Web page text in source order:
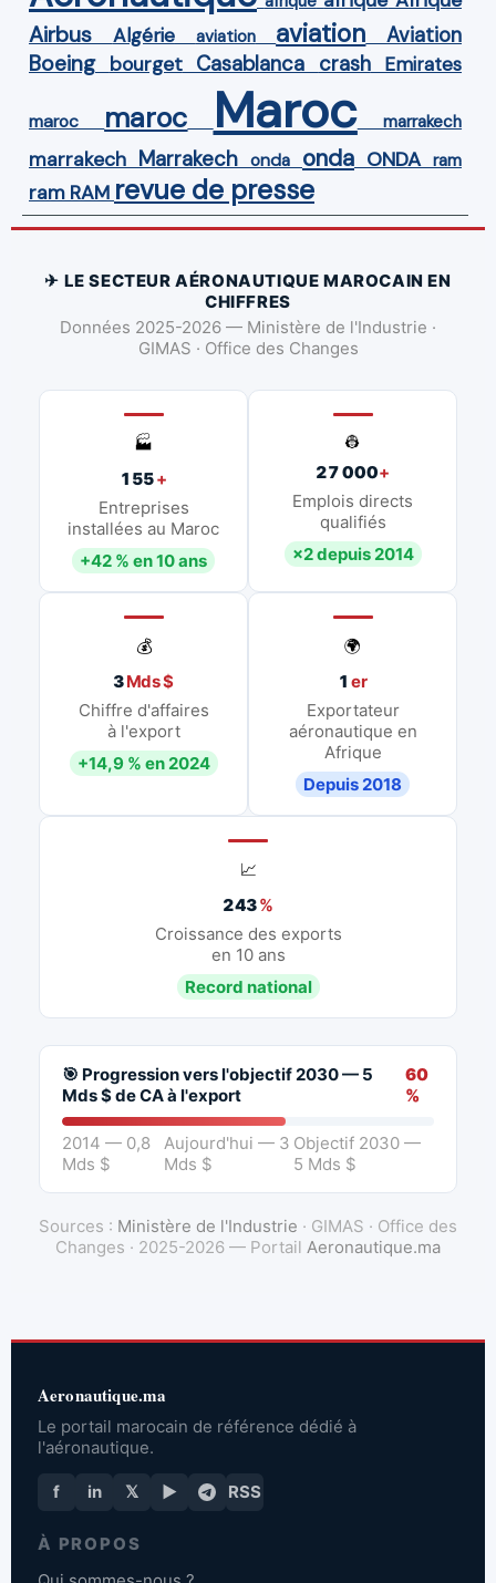
Airbus Algérie aviation aviation Aviation
Boeing bourget Casablanca crash Emirates
maroc maroc Maroc marrakech
marrakech Marrakech onda onda ONDA ram
ram RAM revue de presse
✈ LE SECTEUR AÉRONAUTIQUE MAROCAIN EN
CHIFFRES
Données 2025-2026 — Ministère de l'Industrie ·
GIMAS · Office des Changes
🏭
155+
Entreprises
installées au Maroc
+42 % en 10 ans
👷
27 000+
Emplois directs
qualifiés
×2 depuis 2014
💰
3Mds $
Chiffre d'affaires
à l'export
+14,9 % en 2024
🌍
1 er
Exportateur
aéronautique en
Afrique
Depuis 2018
📈
243%
Croissance des exports
en 10 ans
Record national
🎯 Progression vers l'objectif 2030 — 5
Mds $ de CA à l'export
60
%
2014 — 0,8
Mds $
Aujourd'hui — 3
Mds $
Objectif 2030 —
5 Mds $
Sources : Ministère de l'Industrie · GIMAS · Office des
Changes · 2025-2026 — Portail Aeronautique.ma
Aeronautique.ma
Le portail marocain de référence dédié à
l'aéronautique.
f in 𝕏 ▶ RSS
À PROPOS